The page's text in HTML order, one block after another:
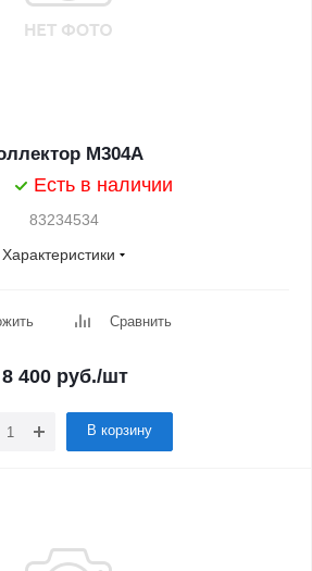
M304A
Есть в наличии
83234534
Характеристики
Сравнить
8 400руб./шт
В корзину